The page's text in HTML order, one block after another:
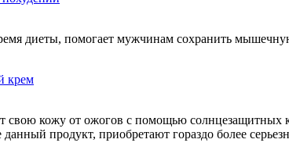
диеты, помогает мужчинам сохранить
крем
кожу от ожогов с помощью солнцезащитных
продукт, приобретают гораздо более